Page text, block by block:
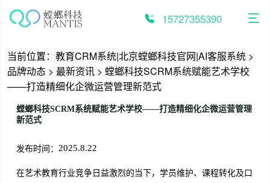
15727355390
当前位置： 教育CRM系统|北京螳螂科技官网|AI客服系统 >
品牌动态 > 最新资讯 > 螳螂科技SCRM系统赋能艺术学校
——打造精细化企微运营管理新范式
螳螂科技SCRM系统赋能艺术学校——打造精细化企微运营管理
新范式
发布时间： 2025.8.22
在艺术教育行业竞争日益激烈的当下，学员维护、课程转化及口